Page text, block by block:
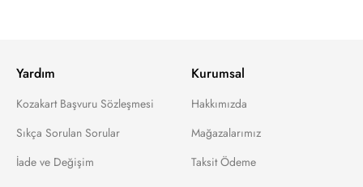
Yardım
Kozakart Başvuru Sözleşmesi
Sıkça Sorulan Sorular
İade ve Değişim
Kurumsal
Hakkımızda
Mağazalarımız
Taksit Ödeme